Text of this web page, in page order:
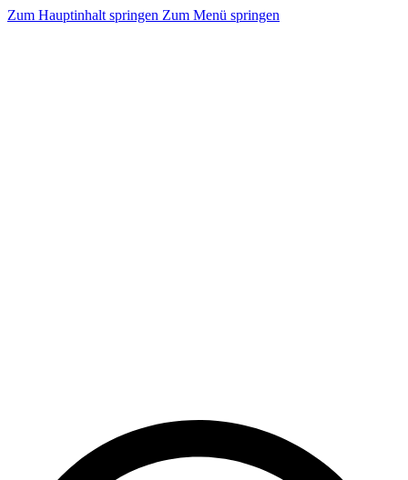
Zum Hauptinhalt springen Zum Menü springen